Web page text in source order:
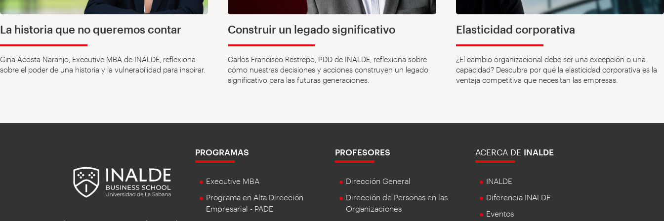
La historia que no queremos contar
Gina Acosta Naranjo, Executive MBA de INALDE, reflexiona
sobre el poder de una historia y la vulnerabilidad para inspirar.
Construir un legado significativo
Carlos Francisco Restrepo, PDD de INALDE, reflexiona sobre
cómo nuestras decisiones y acciones construyen un legado
significativo para las futuras generaciones.
Elasticidad corporativa
¿El cambio organizacional debe ser una excepción o una
capacidad? Descubra por qué la elasticidad corporativa es la
ventaja competitiva que necesitan las empresas.
PROGRAMAS
Executive MBA
Programa en Alta Dirección
Empresarial - PADE
PROFESORES
Dirección General
Dirección de Personas en las
Organizaciones
ACERCA DE INALDE
INALDE
Diferencia INALDE
Eventos